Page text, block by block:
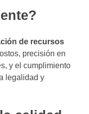
de recursos
precisión en
y el cumplimiento
legalidad y